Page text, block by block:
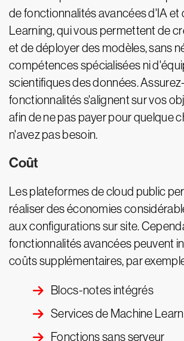
de fonctionnalités avancées d'IA et
Learning, qui vous permettent de
et de déployer des modèles, sans
compétences spécialisées ni
scientifiques des données.
fonctionnalités s'alignent sur vos
afin de ne pas payer pour quelque
n'avez pas besoin.
Coût
Les plateformes de cloud public
réaliser des économies
aux configurations sur site.
fonctionnalités avancées peuvent
coûts supplémentaires, par
Blocs-notes intégrés
Services de Machine
Fonctions sans serveur